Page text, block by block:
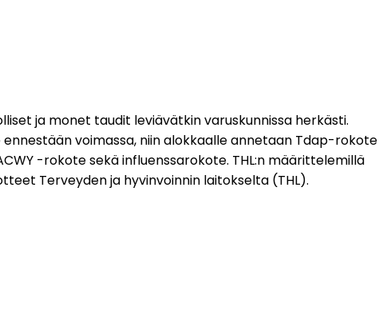
ja monet taudit leviävätkin varuskunnissa herkästi.
voimassa, niin alokkaalle annetaan Tdap-rokote
-rokote sekä influenssarokote. THL:n määrittelemillä
Terveyden ja hyvinvoinnin laitokselta (THL).